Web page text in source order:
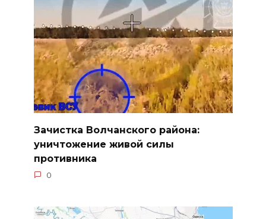
Зачистка Волчанского района:
уничтожение живой силы
противника
0